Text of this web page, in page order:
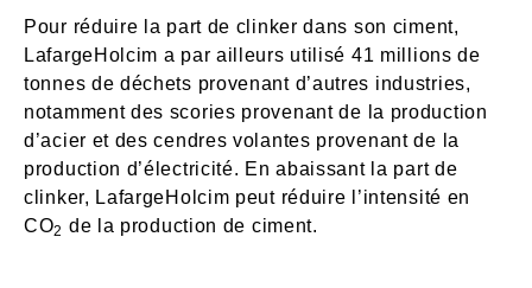
Pour réduire la part de clinker dans son ciment,
LafargeHolcim a par ailleurs utilisé 41 millions de
tonnes de déchets provenant d’autres industries,
notamment des scories provenant de la production
d’acier et des cendres volantes provenant de la
production d’électricité. En abaissant la part de
clinker, LafargeHolcim peut réduire l’intensité en
CO2 de la production de ciment.